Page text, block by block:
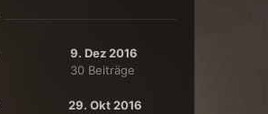
9. Dez 2016
30 Beiträge
29. Okt 2016